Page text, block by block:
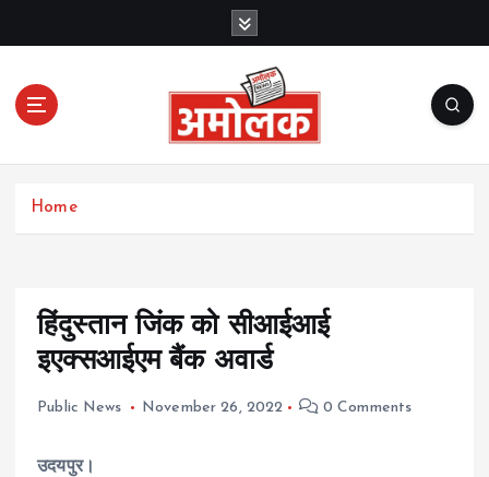
c
Amolak News
Home
हिंदुस्तान जिंक को सीआईआई
इएक्सआईएम बैंक अवार्ड
Public News November 26, 2022 0 Comments
उदयपुर।